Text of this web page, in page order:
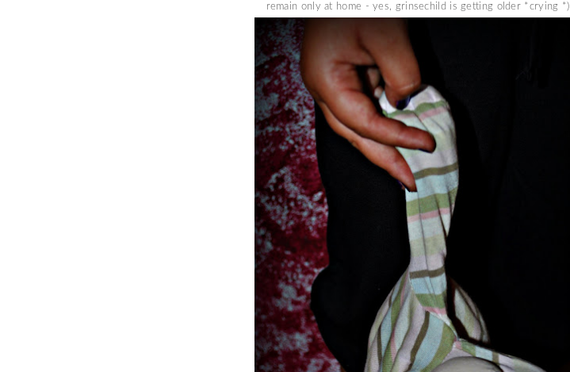
remain only at home - yes, grinsechild is getting older *crying *)